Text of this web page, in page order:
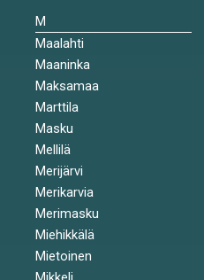
M
Maalahti
Maaninka
Maksamaa
Marttila
Masku
Mellilä
Merijärvi
Merikarvia
Merimasku
Miehikkälä
Mietoinen